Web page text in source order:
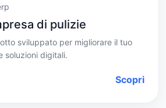
di pulizie
sviluppato per migliorare il tuo
soluzioni digitali.
Scopri